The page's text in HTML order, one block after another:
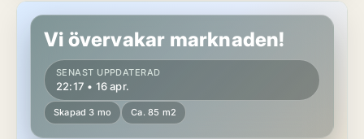
Butikslokal i Karlskrona
Vi övervakar marknaden!
SENAST UPPDATERAD
22:17 • 16 apr.
Skapad 3 mo Ca. 85 m2